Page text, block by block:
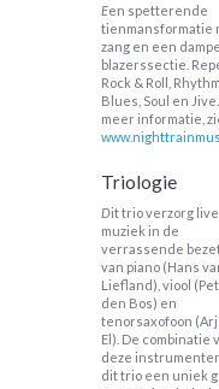
Een spetterende
tienmansformatie
zang en een
blazerssectie.
Rock & Roll,
Blues, Soul en
meer informatie,
Triologie
Dit trio verzorg live
muziek in de
verrassende
van piano (Hans
Liefland), viool
den Bos) en
tenorsaxofoon
El). De combinatie
deze
dit trio een uniek